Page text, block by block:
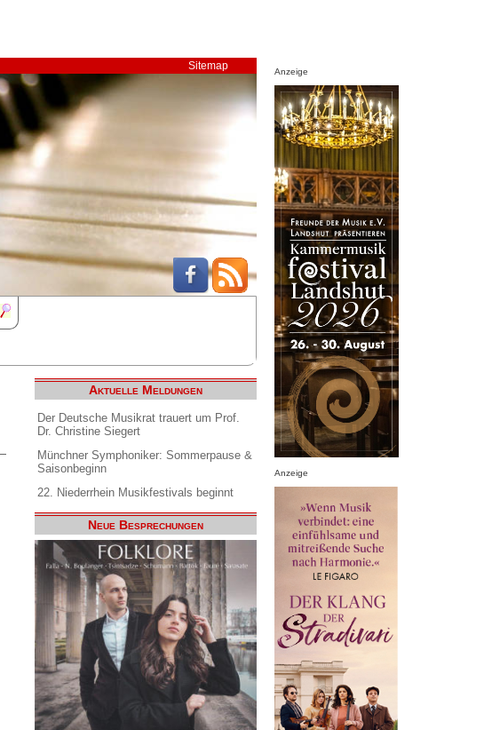
Sitemap
Aktuelle Meldungen
Der Deutsche Musikrat trauert um Prof.
Dr. Christine Siegert
Münchner Symphoniker: Sommerpause &
Saisonbeginn
22. Niederrhein Musikfestivals beginnt
Neue Besprechungen
Anzeige
Anzeige